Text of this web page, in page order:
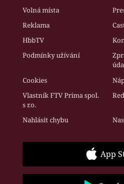
Volná místa
Reklama
HbbTV
Podmínky užívání
Cookies
Vlastník FTV Prima spol.
s r.o.
Nahlásit chybu
App